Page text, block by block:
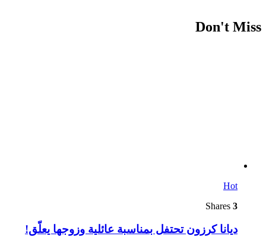
Don't Miss
Hot
3
ديانا كرزون تحتفل بمناسبة عائلية وزوجها يعلّق!